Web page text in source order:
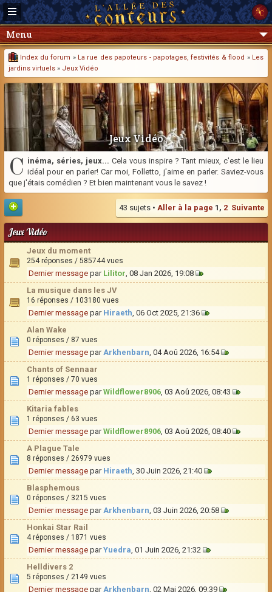
Menu
Index du forum » La rue des papoteurs - papotages, festivités & flood » Les
jardins virtuels » Jeux Vidéo
Jeux Vidéo
C inéma, séries, jeux... Cela vous inspire ? Tant mieux, c'est le lieu
idéal pour en parler! Car moi, Folletto, j'aime en parler. Saviez-vous
que j'étais comédien ? Et bien maintenant vous le savez !
43 sujets • Aller à la page 1 , 2 Suivante
Jeux Vidéo
Jeux du moment
254 réponses / 585744 vues
Dernier message par Lilitor, 08 Jan 2026, 19:08
La musique dans les JV
16 réponses / 103180 vues
Dernier message par Hiraeth, 06 Oct 2025, 21:36
Alan Wake
0 réponses / 87 vues
Dernier message parArkhenbarn, 04 Aoû 2026, 16:54
Chants of Sennaar
1 réponses / 70 vues
Dernier message parWildflower8906, 03 Aoû 2026, 08:43
Kitaria fables
1 réponses / 63 vues
Dernier message parWildflower8906, 03 Aoû 2026, 08:40
A Plague Tale
8 réponses / 26979 vues
Dernier message par Hiraeth, 30 Juin 2026, 21:40
Blasphemous
0 réponses / 3215 vues
Dernier message parArkhenbarn, 03 Juin 2026, 20:58
Honkai Star Rail
4 réponses / 1871 vues
Dernier message parYuedra, 01 Juin 2026, 21:32
Helldivers 2
5 réponses / 2149 vues
Dernier message parArkhenbarn, 02 Mai 2026, 09:39